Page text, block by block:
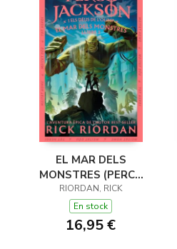
EL MAR DELS
MONSTRES (PERCY
JACKSON I ELS DÉUS
DE L'OLIMP 2)
RIORDAN, RICK
En stock
16,95 €